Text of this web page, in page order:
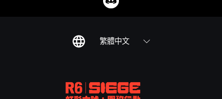
繁體中文